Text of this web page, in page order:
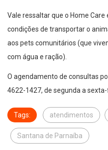
Vale ressaltar que o Home
condições de transportar o
aos pets comunitários (que
com água e ração).
O agendamento de consultas
4622-1427, de segunda a sexta-
Tags: atendimentos
Santana de Parnaíba